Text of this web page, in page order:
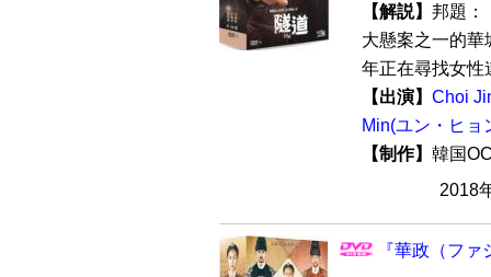
【解説】 邦題：
大懸案之一的華
年正在尋找女性
【出演】 Choi
Min(ユン・ヒョ
【制作】 韓国
2018
『華政（フ